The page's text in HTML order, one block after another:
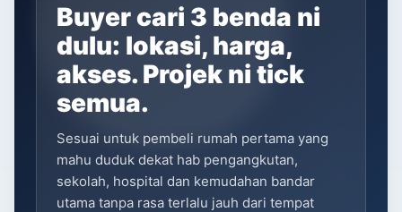
Buyer cari 3 benda ni
dulu: lokasi, harga,
akses. Projek ni tick
semua.
Sesuai untuk pembeli rumah pertama yang
mahu duduk dekat hab pengangkutan,
sekolah, hospital dan kemudahan bandar
utama tanpa rasa terlalu jauh dari tempat